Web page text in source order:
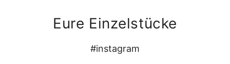
Eure Einzelstücke
#instagram